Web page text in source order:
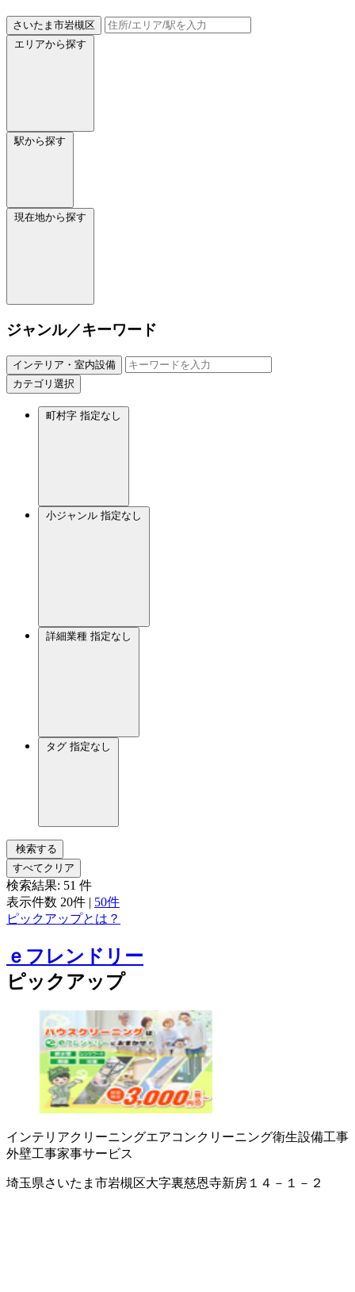
さいたま市岩槻区
エリアから探す
駅から探す
現在地から探す
ジャンル／キーワード
インテリア・室内設備
カテゴリ選択
町村字 指定なし
小ジャンル 指定なし
詳細業種 指定なし
タグ 指定なし
検索する
すべてクリア
検索結果: 51 件
表示件数 20件 | 50件
ピックアップとは？
ｅフレンドリー
ピックアップ
インテリアクリーニングエアコンクリーニング衛生設備工事
外壁工事家事サービス
埼玉県さいたま市岩槻区大字裏慈恩寺新房１４－１－２